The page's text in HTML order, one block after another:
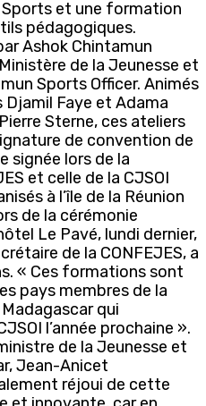
Sports et une formation
pédagogiques.
Ashok Chintamun
de la Jeunesse et
Sports Officer. Animés
Faye et Adama
Sterne, ces ateliers
de convention de
signée lors de la
et celle de la CJSOI
à l’île de la Réunion
de la cérémonie
Le Pavé, lundi dernier,
de la CONFEJES, a
« Ces formations sont
pays membres de la
qui
l’année prochaine ».
de la Jeunesse et
Jean-Anicet
réjoui de cette